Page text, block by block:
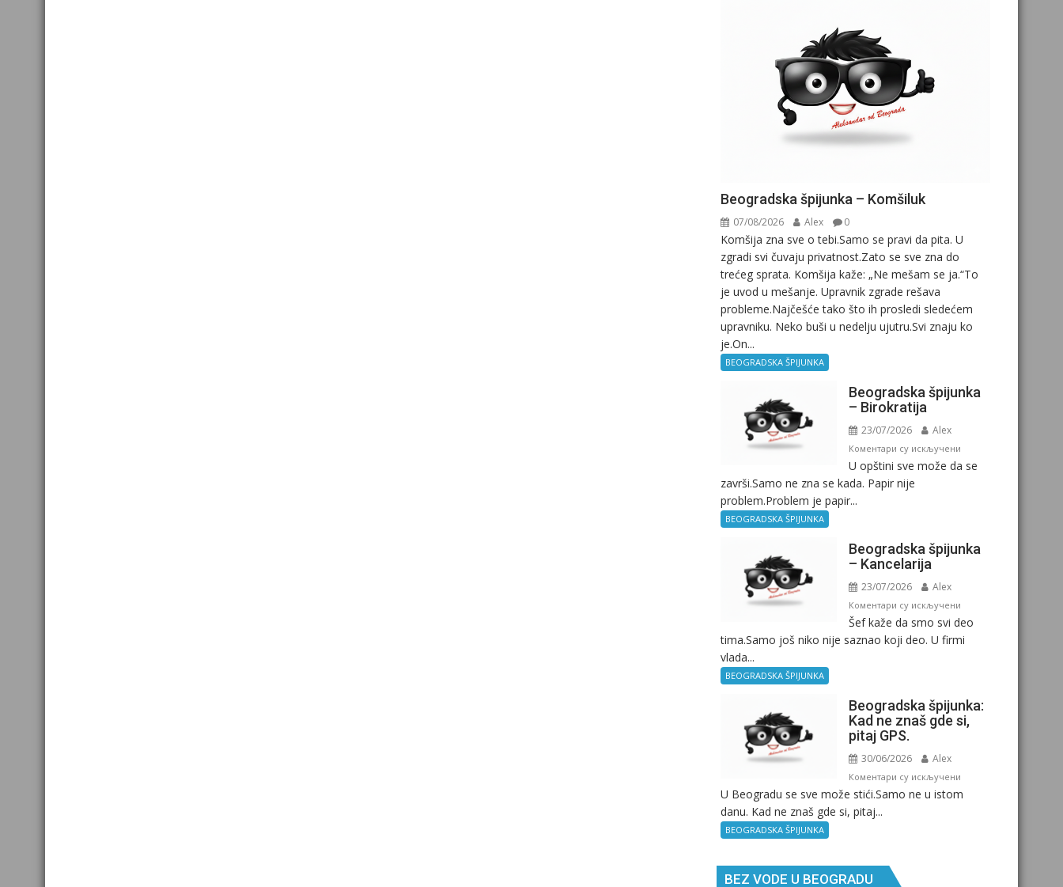
Beogradska špijunka – Komšiluk
07/08/2026 Alex 0
Komšija zna sve o tebi.Samo se pravi da pita. U
zgradi svi čuvaju privatnost.Zato se sve zna do
trećeg sprata. Komšija kaže: „Ne mešam se ja.“To
je uvod u mešanje. Upravnik zgrade rešava
probleme.Najčešće tako što ih prosledi sledećem
upravniku. Neko buši u nedelju ujutru.Svi znaju ko
je.On...
BEOGRADSKA ŠPIJUNKA
Beogradska špijunka
– Birokratija
23/07/2026 Alex
Коментари су искљученина
Beogradska
U opštini sve može da se
završi.Samo ne zna se kada. Papir nije
problem.Problem je papir...
BEOGRADSKA ŠPIJUNKA
Beogradska špijunka
– Kancelarija
23/07/2026 Alex
Коментари су искљученина
Beogradska
špijunka
Šef kaže da smo svi deo
tima.Samo još niko nije saznao koji deo. U firmi
vlada...
BEOGRADSKA ŠPIJUNKA
Beogradska špijunka:
Kad ne znaš gde si,
pitaj GPS.
30/06/2026 Alex
Коментари су искљученина
Beogradska
U Beogradu se sve može stići.Samo ne u istom
danu. Kad ne znaš gde si, pitaj...
BEOGRADSKA ŠPIJUNKA
BEZ VODE U BEOGRADU